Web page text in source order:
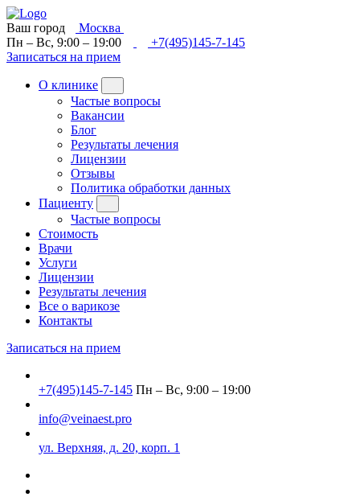
Ваш город
Москва
Пн – Вс, 9:00 – 19:00
+7(495)145-7-145
Записаться на прием
О клинике
Частые вопросы
Вакансии
Блог
Результаты лечения
Лицензии
Отзывы
Политика обработки данных
Пациенту
Частые вопросы
Стоимость
Врачи
Услуги
Лицензии
Результаты лечения
Все о варикозе
Контакты
Записаться на прием
+7(495)145-7-145 Пн – Вс, 9:00 – 19:00
info@veinaest.pro
ул. Верхняя, д. 20, корп. 1